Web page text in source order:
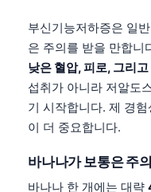
부신기능저하증은 일
은 주의를 받을 만합니
낮은 혈압, 피로, 그리
섭취가 아니라 저알도
기 시작합니다. 제 경
이 더 중요합니다.
바나나가 보통은 주
바나나 한 개에는 대략